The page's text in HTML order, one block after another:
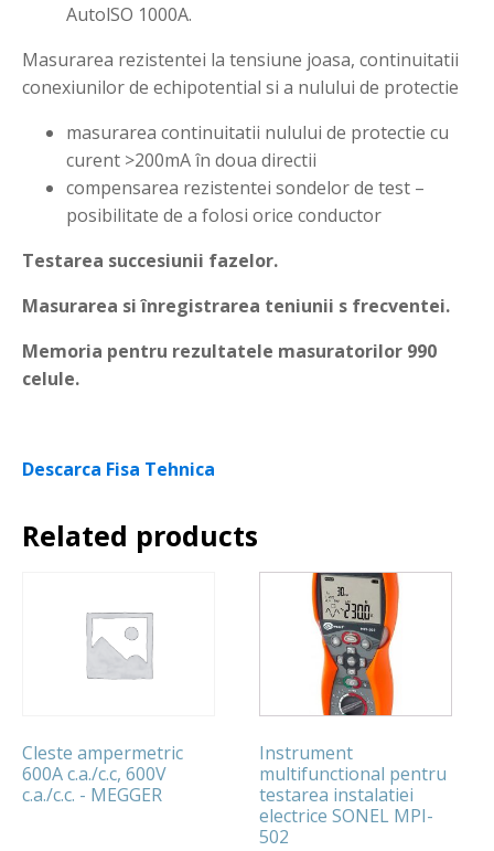
AutolSO 1000A.
Masurarea rezistentei la tensiune joasa, continuitatii
conexiunilor de echipotential si a nulului de protectie
masurarea continuitatii nulului de protectie cu
curent >200mA în doua directii
compensarea rezistentei sondelor de test –
posibilitate de a folosi orice conductor
Testarea succesiunii fazelor.
Masurarea si înregistrarea teniunii s frecventei.
Memoria pentru rezultatele masuratorilor 990
celule.
Descarca Fisa Tehnica
Related products
Cleste ampermetric
600A c.a./c.c, 600V
c.a./c.c. - MEGGER
Instrument
multifunctional pentru
testarea instalatiei
electrice SONEL MPI-
502